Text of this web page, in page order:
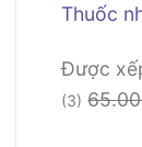
Thuốc
Được
(3)